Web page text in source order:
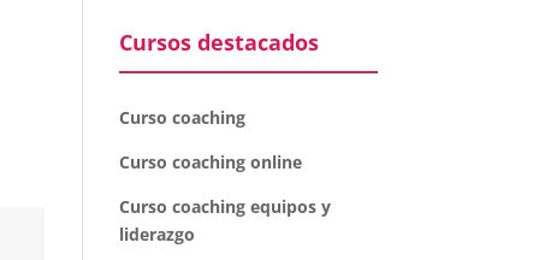
Cursos destacados
Curso coaching
Curso coaching online
Curso coaching equipos y
liderazgo